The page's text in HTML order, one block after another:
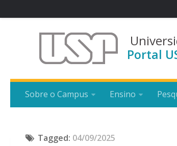
Portal
Sobre o Campus Ensino
Tagged: 04/09/2025